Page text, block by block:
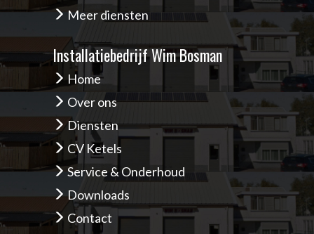
Meer diensten
Installatiebedrijf Wim Bosman
Home
Over ons
Diensten
CV Ketels
Service & Onderhoud
Downloads
Contact